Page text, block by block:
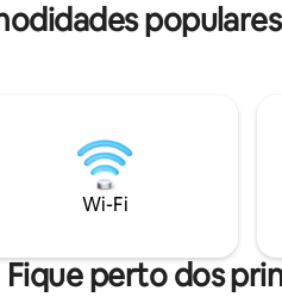
oferece uma cozinha
equipada, Netflix, TV
Wi-Fi
Fique perto dos